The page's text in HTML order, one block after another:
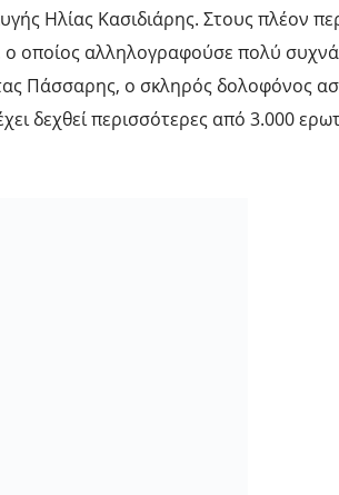
Ηλίας Κασιδιάρης. Στους πλέον
οποίος αλληλογραφούσε πολύ
Πάσσαρης, ο σκληρός δολοφόνος
δεχθεί περισσότερες από 3.000